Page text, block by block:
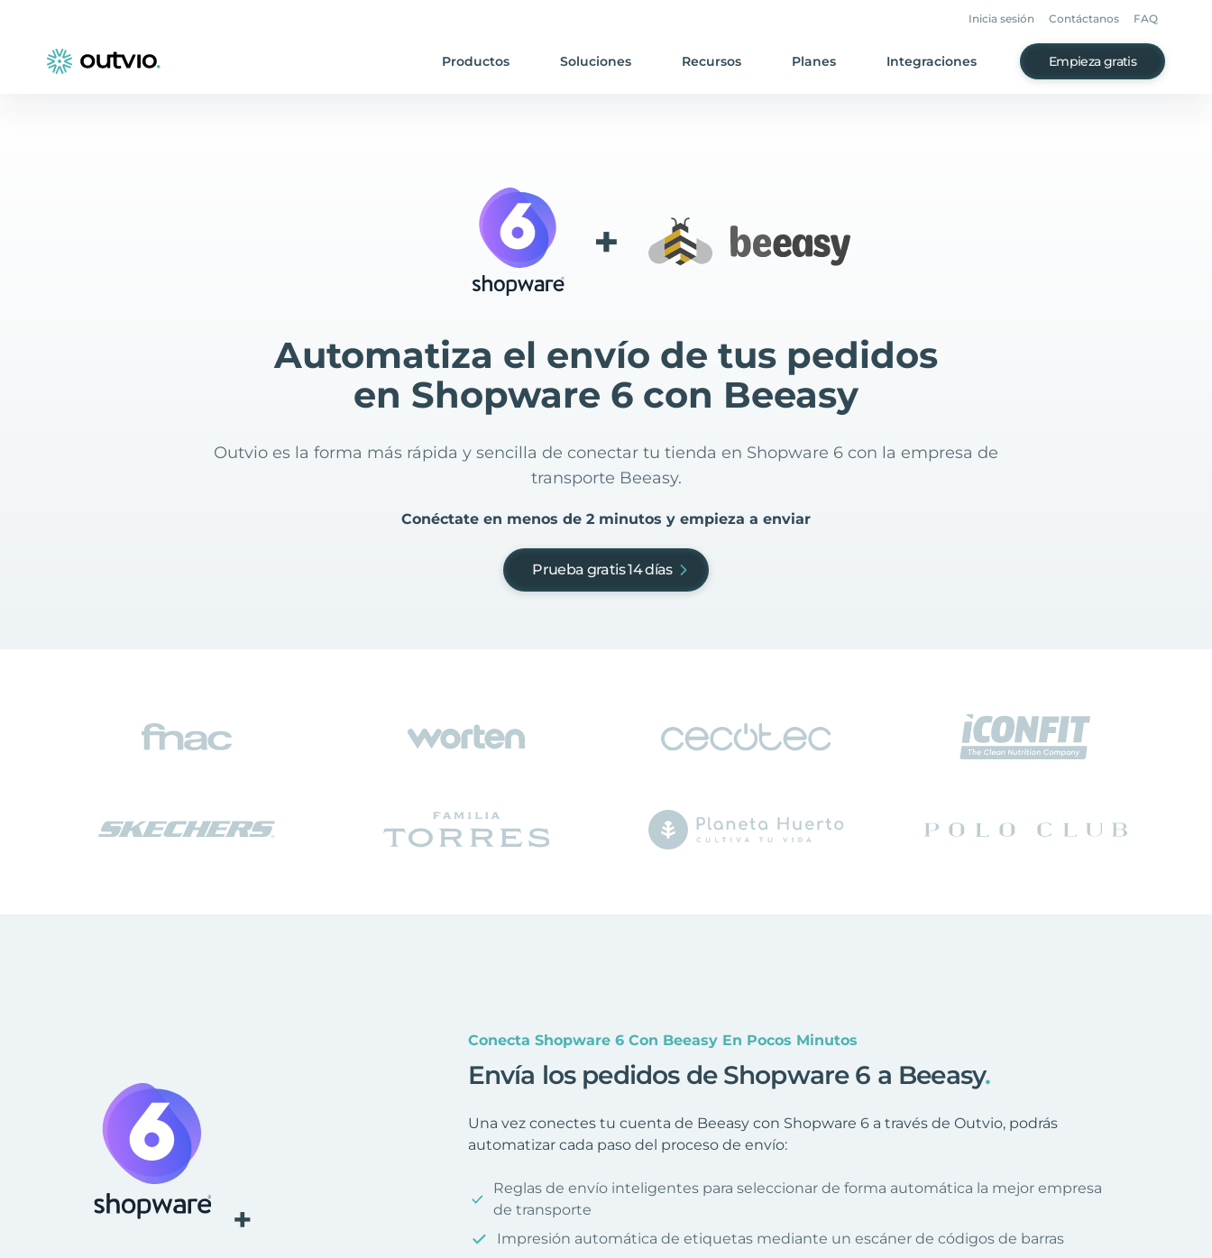
Inicia sesión Contáctanos FAQ
Productos Soluciones Recursos Planes Integraciones Empieza gratis
+
Automatiza el envío de tus pedidos
en Shopware 6 con Beeasy
Outvio es la forma más rápida y sencilla de conectar tu tienda en Shopware 6 con la empresa de
transporte Beeasy.
Conéctate en menos de 2 minutos y empieza a enviar
Prueba gratis 14 días
+
Conecta Shopware 6 Con Beeasy En Pocos Minutos
Envía los pedidos de Shopware 6 a Beeasy.
Una vez conectes tu cuenta de Beeasy con Shopware 6 a través de Outvio, podrás
automatizar cada paso del proceso de envío:
Reglas de envío inteligentes para seleccionar de forma automática la mejor empresa
de transporte
Impresión automática de etiquetas mediante un escáner de códigos de barras